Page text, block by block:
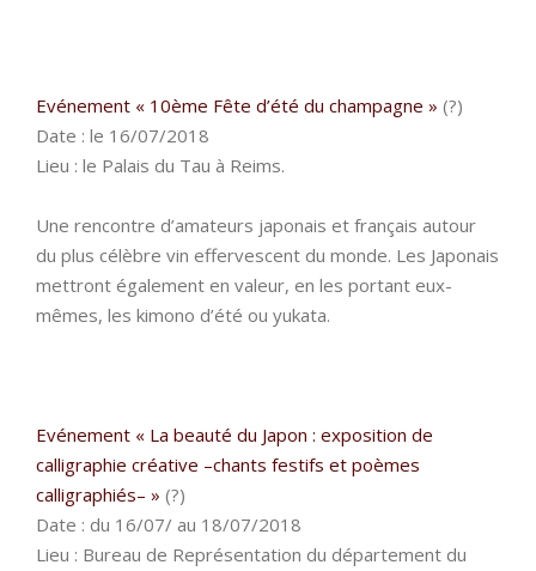
Evénement « 10ème Fête d’été du champagne » (?)
Date : le 16/07/2018
Lieu : le Palais du Tau à Reims.
Une rencontre d’amateurs japonais et français autour
du plus célèbre vin effervescent du monde. Les Japonais
mettront également en valeur, en les portant eux-
mêmes, les kimono d’été ou yukata.
Evénement « La beauté du Japon : exposition de
calligraphie créative –chants festifs et poèmes
calligraphiés– » (?)
Date : du 16/07/ au 18/07/2018
Lieu : Bureau de Représentation du département du